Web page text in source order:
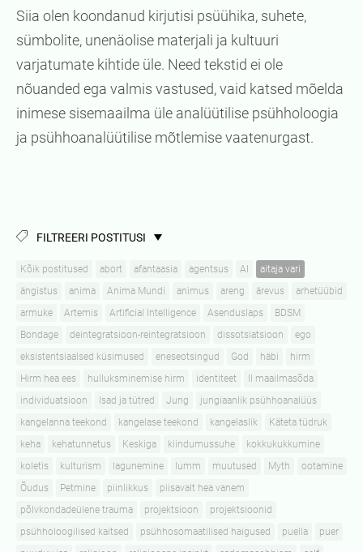
Siia olen koondanud kirjutisi psüühika, suhete,
sümbolite, unenäolise materjali ja kultuuri
varjatumate kihtide üle. Need tekstid ei ole
nõuanded ega valmis vastused, vaid katsed mõelda
inimese sisemaailma üle analüütilise psühholoogia
ja psühhoanalüütilise mõtlemise vaatenurgast.
FILTREERI POSTITUSI
Kõik postitused abort afantaasia agentsus AI
aitaja vari
ängistus
anima Anima Mundi animus areng ärevus
arhetüübid
armuke
Artemis Artificial Intelligence Asenduslaps
BDSM
Bondage
deintegratsioon-reintegratsioon dissotsiatsioon
ego
eksistentsiaalsed küsimused
eneseotsingud God häbi
hirm
Hirm hea ees
hulluksminemise hirm identiteet
II maailmasõda
individuatsioon
Isad ja tütred Jung
jungiaanlik psühhoanalüüs
kangelanna teekond
kangelase teekond kangelaslik
Käteta tüdruk
keha
kehatunnetus Keskiga kiindumussuhe
kokkukukkumine
koletis
kulturism lagunemine lumm muutused Myth
ootamine
Õudus
Petmine piinlikkus
piisavalt hea vanem
põlvkondadeülene trauma
projektsioon
projektsioonid
psühholoogilised kaitsed
psühhosomaatilised haigused puella
puer